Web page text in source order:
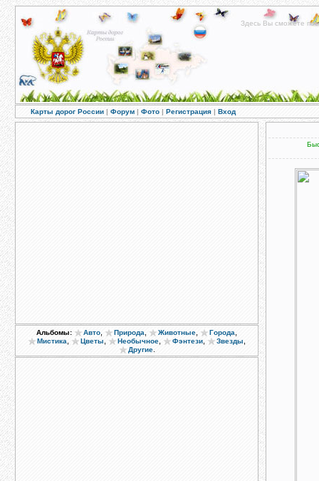
Здесь Вы сможете
Карты дорог России | Форум | Фото | Регистрация | Вход
Альбомы: Авто Природа Животные Города
Мистика Цветы Необычное Фэнтези Звезды
Другие.